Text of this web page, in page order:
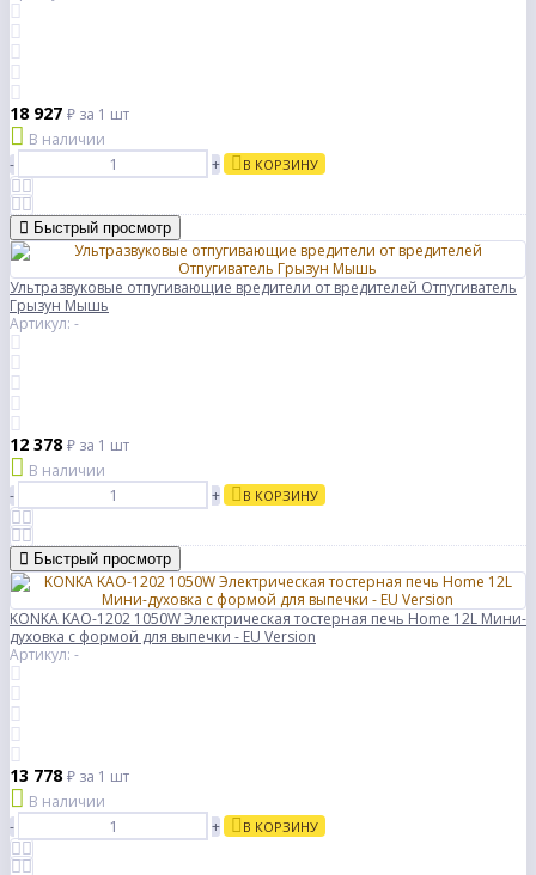
18 927 ₽ за 1 шт
В наличии
-
+ В КОРЗИНУ
Быстрый просмотр
Ультразвуковые отпугивающие вредители от вредителей Отпугиватель
Грызун Мышь
Артикул: -
12 378 ₽ за 1 шт
В наличии
-
+ В КОРЗИНУ
Быстрый просмотр
KONKA KAO-1202 1050W Электрическая тостерная печь Home 12L Мини-
духовка с формой для выпечки - EU Version
Артикул: -
13 778 ₽ за 1 шт
В наличии
-
+ В КОРЗИНУ